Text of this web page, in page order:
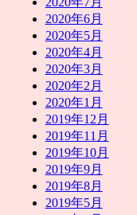
2020年6月
2020年5月
2020年4月
2020年3月
2020年2月
2020年1月
2019年12月
2019年11月
2019年10月
2019年9月
2019年8月
2019年5月